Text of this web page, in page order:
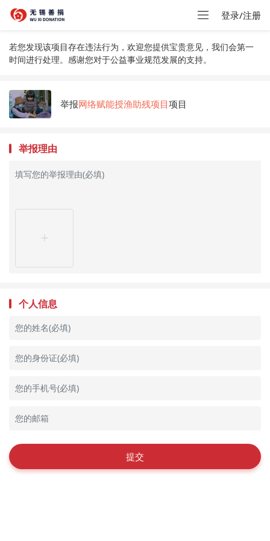
登录/注册
若您发现该项目存在违法行为，欢迎您提供宝贵意见，我们会第一
时间进行处理。感谢您对于公益事业规范发展的支持。
举报网络赋能授渔助残项目项目
举报理由
个人信息
提交